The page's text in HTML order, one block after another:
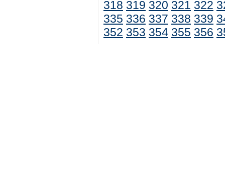
318 319 320 321 322
335 336 337 338 339
352 353 354 355 356